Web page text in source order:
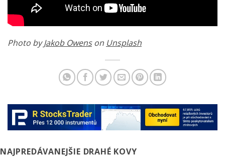
Photo byJakob Owenson Unsplash
NAJPREDÁVANEJŠIE DRAHÉ KOVY